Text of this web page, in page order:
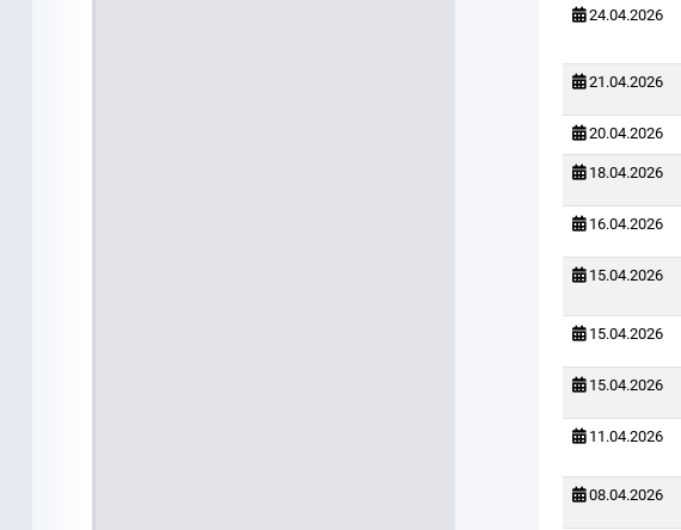
24.04.2026
21.04.2026
20.04.2026
18.04.2026
16.04.2026
15.04.2026
15.04.2026
15.04.2026
11.04.2026
08.04.2026